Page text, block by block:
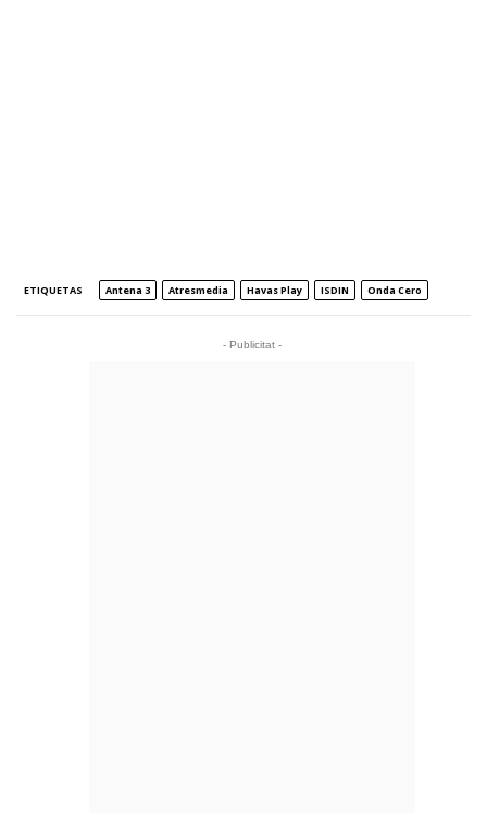
ETIQUETAS Antena 3 Atresmedia Havas Play ISDIN Onda Cero
- Publicitat -